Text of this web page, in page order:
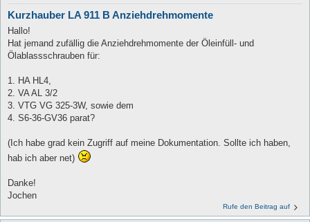
Kurzhauber LA 911 B Anziehdrehmomente
Hallo!
Hat jemand zufällig die Anziehdrehmomente der Öleinfüll- und
Ölablassschrauben für:
1. HA HL4,
2. VA AL 3/2
3. VTG VG 325-3W, sowie dem
4. S6-36-GV36 parat?
(Ich habe grad kein Zugriff auf meine Dokumentation. Sollte ich haben,
hab ich aber net)
Danke!
Jochen
Rufe den Beitrag auf